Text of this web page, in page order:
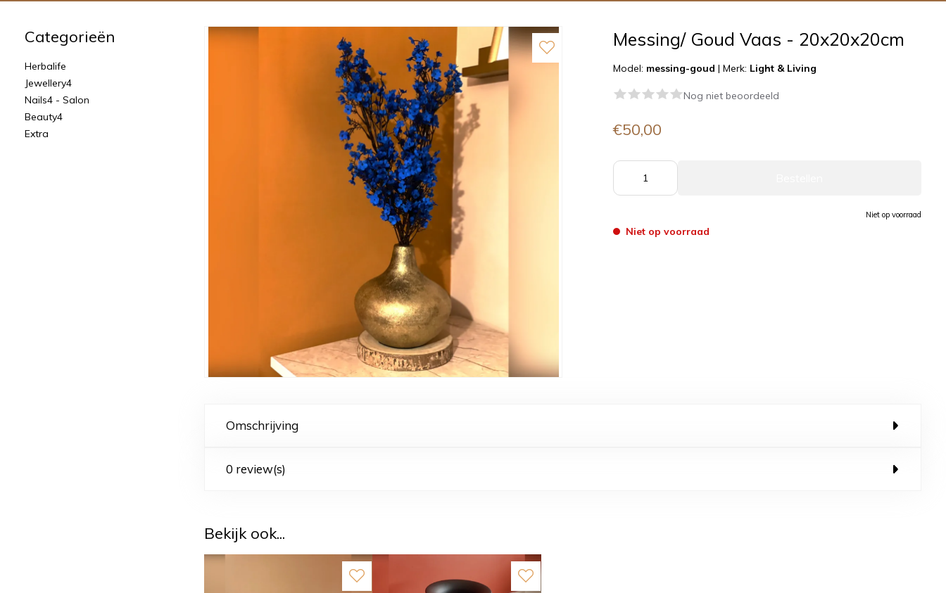
Categorieën
Herbalife
Jewellery4
Nails4 - Salon
Beauty4
Extra
Messing/ Goud Vaas - 20x20x20cm
Model: messing-goud | Merk: Light & Living
Nog niet beoordeeld
€50,00
Niet op voorraad
Niet op voorraad
Omschrijving
0 review(s)
Bekijk ook...